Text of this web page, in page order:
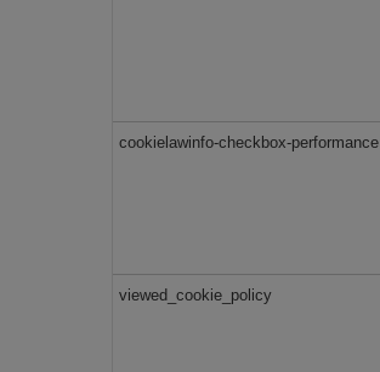
cookielawinfo-checkbox-performance
viewed_cookie_policy